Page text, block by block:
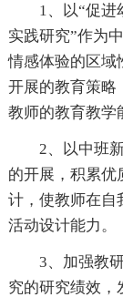
1、以“促进
实践研究”作为
情感体验的区域
开展的教育策略
教师的教育教学
2、以中班
的开展，积累优
计，使教师在自
活动设计能力。
3、加强教
究的研究绩效，